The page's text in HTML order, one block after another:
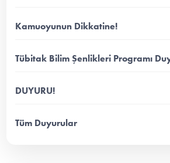
Kamuoyunun Dikkatine!
Tübitak Bilim Şenlikleri Programı
DUYURU!
Tüm Duyurular